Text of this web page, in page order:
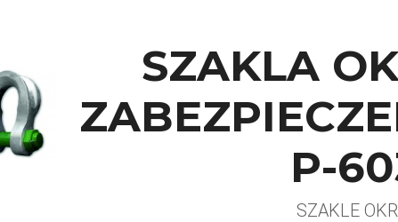
SZAKLA
P-
SZAKLE